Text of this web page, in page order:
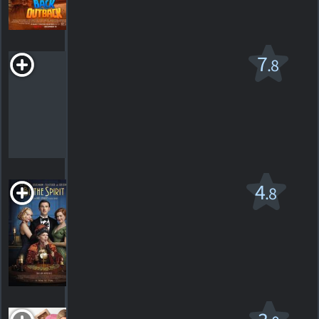
7.8
2008. 1h40m Comédie romantique
4.8
2020. 1h39m Comédie fantastique